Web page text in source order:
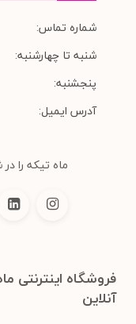
شماره تماس:
شنبه تا چهارشنبه:
پنجشنبه:
آدرس ایمیل:
ماه تیکه را
فروشگاه اینترنتی
آنلاین